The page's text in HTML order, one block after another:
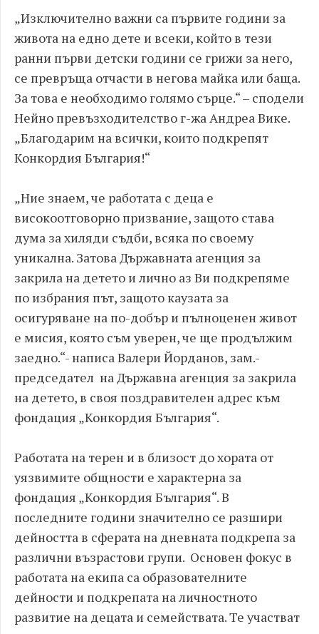
„Изключително важни са първите години за
живота на едно дете и всеки, който в тези
ранни първи детски години се грижи за него,
се превръща отчасти в негова майка или баща.
За това е необходимо голямо сърце.“ – сподели
Нейно превъзходителство г-жа Андреа Вике.
„Благодарим на всички, които подкрепят
Конкордия България!“
„Ние знаем, че работата с деца е
високоотговорно призвание, защото става
дума за хиляди съдби, всяка по своему
уникална. Затова Държавната агенция за
закрила на детето и лично аз Ви подкрепяме
по избрания път, защото каузата за
осигуряване на по-добър и пълноценен живот
е мисия, която съм уверен, че ще продължим
заедно.“- написа Валери Йорданов, зам.-
председател на Държавна агенция за закрила
на детето, в своя поздравителен адрес към
фондация „Конкордия България“.
Работата на терен и в близост до хората от
уязвимите общности е характерна за
фондация „Конкордия България“. В
последните години значително се разшири
дейността в сферата на дневната подкрепа за
различни възрастови групи. Основен фокус в
работата на екипа са образователните
дейности и подкрепата на личностното
развитие на децата и семействата. Те участват